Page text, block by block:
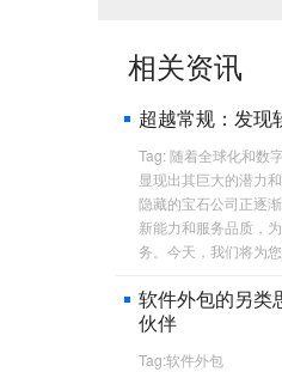
相关资讯
超越常规：发现
Tag: 随着全球化和数
显现出其巨大的潜力
隐藏的宝石公司正逐
新能力和服务品质，
务。今天，我们将为
软件外包的另类
伙伴
Tag:软件外包